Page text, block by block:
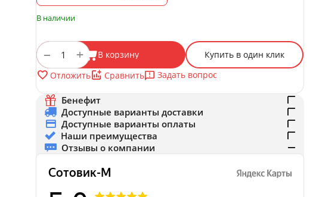
В наличии
+
− В корзину
Купить в один клик
Отложить
Сравнить Задать вопрос
Бенефит
Доступные варианты доставки
Доступные варианты оплаты
Наши преимущества
Отзывы о компании